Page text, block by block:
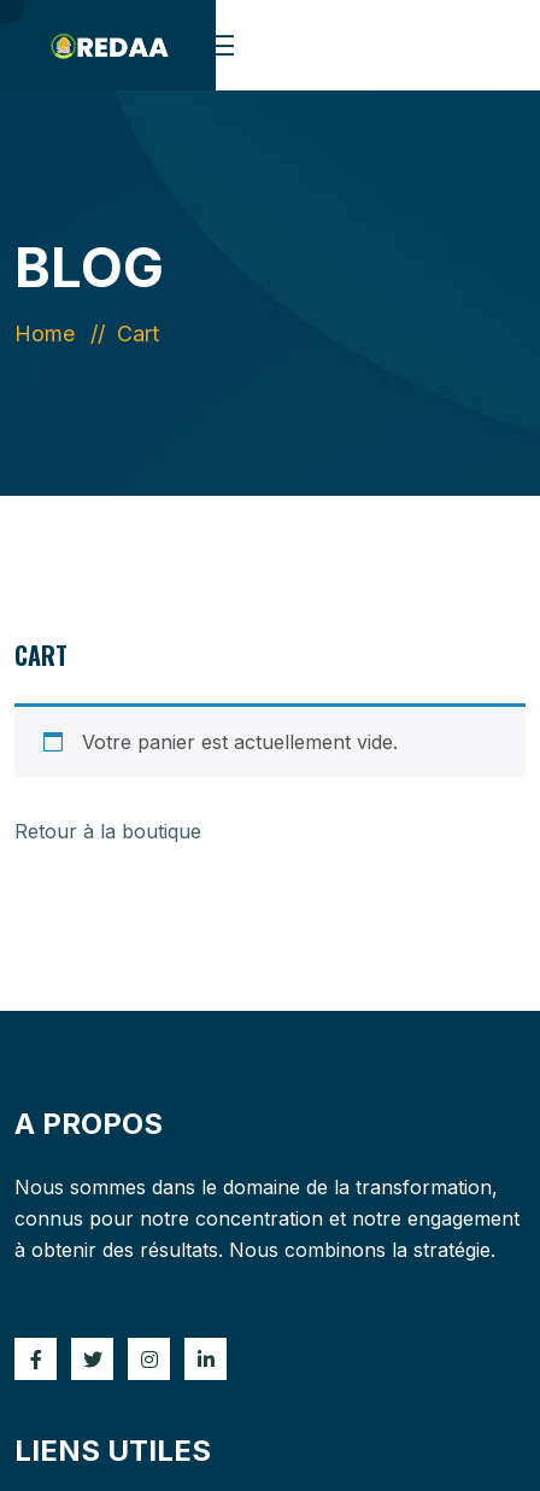
BLOG
Home Cart
CART
Votre panier est actuellement vide.
Retour à la boutique
A PROPOS
Nous sommes dans le domaine de la transformation,
connus pour notre concentration et notre engagement
à obtenir des résultats. Nous combinons la stratégie.
LIENS UTILES